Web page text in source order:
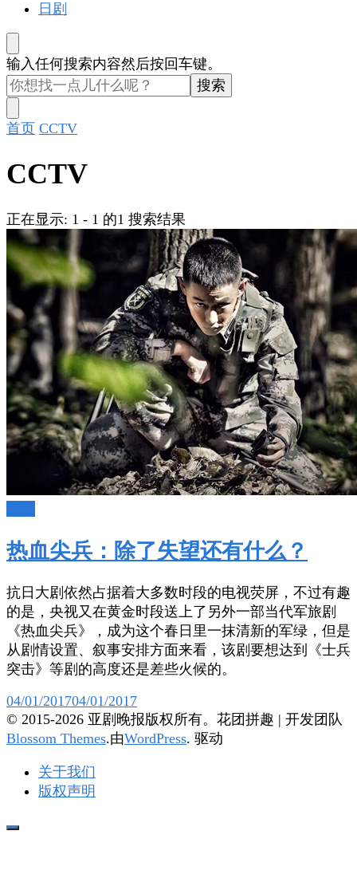
日剧
找
什
么
东
西
输入任何搜索内容然后按回车键。
首页 CCTV
CCTV
正在显示: 1 - 1 的1 搜索结果
热血尖兵：除了失望还有什么？
抗日大剧依然占据着大多数时段的电视荧屏，不过有趣
的是，央视又在黄金时段送上了另外一部当代军旅剧
《热血尖兵》，成为这个春日里一抹清新的军绿，但是
从剧情设置、叙事安排方面来看，该剧要想达到《士兵
突击》等剧的高度还是差些火候的。
04/01/201704/01/2017
© 2015-2026 亚剧晚报版权所有。 花团拼趣 | 开发团队
Blossom Themes.由WordPress. 驱动
关于我们
版权声明